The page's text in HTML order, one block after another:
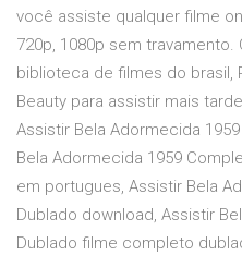
você assiste qualquer filme
720p, 1080p sem travamento.
biblioteca de filmes do brasil,
Beauty para assistir mais
Assistir Bela Adormecida
Bela Adormecida 1959
em portugues, Assistir Bela
Dublado download, Assistir
Dublado filme completo